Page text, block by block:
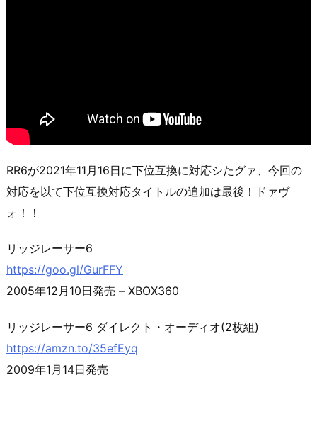
RR6が2021年11月16日に下位互換に対応シたグァ、今回の
対応を以て下位互換対応タイトルの追加は最後！ドァヴ
ォ！！
リッジレーサー6
https://goo.gl/GurFFY
2005年12月10日発売 – XBOX360
リッジレーサー6 ダイレクト・オーディオ(2枚組)
https://amzn.to/35efEyq
2009年1月14日発売